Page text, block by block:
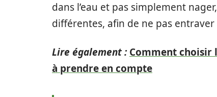
dans l’eau et pas simplement
différentes, afin de ne pas
Lire également : Comment choisir
à prendre en compte